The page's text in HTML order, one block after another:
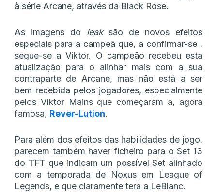
à série Arcane, através da Black Rose.
As imagens do leaksão de novos efeitos
especiais para a campeã que, a confirmar-se ,
segue-se a Viktor. O campeão recebeu esta
atualização para o alinhar mais com a sua
contraparte de Arcane, mas não está a ser
bem recebida pelos jogadores, especialmente
pelos Viktor Mains que começaram a, agora
famosa, Rever-Lution.
Para além dos efeitos das habilidades de jogo,
parecem também haver ficheiro para o Set 13
do TFT que indicam um possível Set alinhado
com a temporada de Noxus em League of
Legends, e que claramente terá a LeBlanc.